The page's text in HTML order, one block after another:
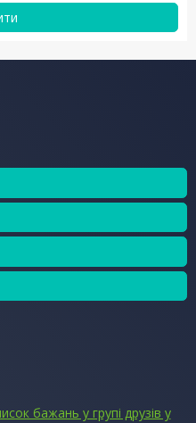
бажань у групі друзів у